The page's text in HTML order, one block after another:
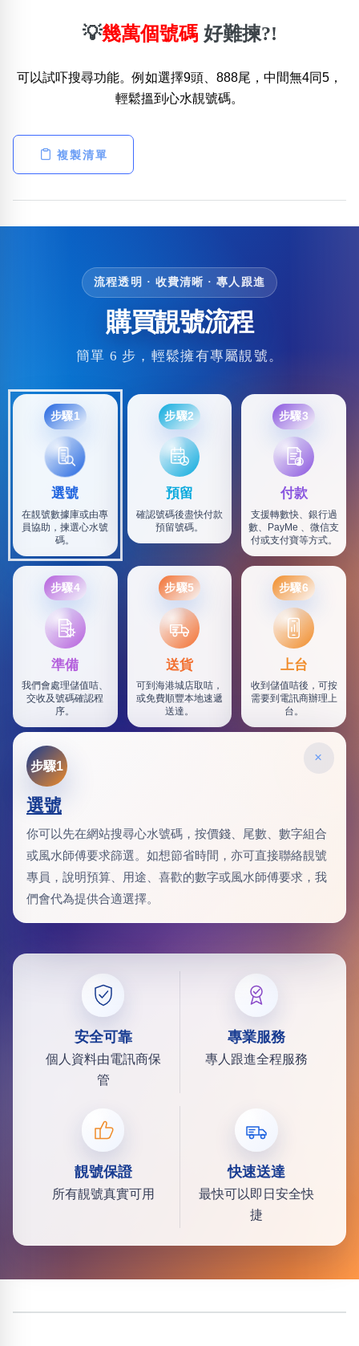
💡幾萬個號碼 好難揀?!
可以試吓搜尋功能。例如選擇9頭、888尾，中間無4同5，
輕鬆搵到心水靚號碼。
複製清單
流程透明 · 收費清晰 · 專人跟進
購買靚號流程
簡單 6 步，輕鬆擁有專屬靚號。
步驟1
選號
在靚號數據庫或由專
員協助，揀選心水號
碼。
步驟2
預留
確認號碼後盡快付款
預留號碼。
步驟3
付款
支援轉數快、銀行過
數、PayMe 、微信支
付或支付寶等方式。
步驟4
準備
我們會處理儲值咭、
交收及號碼確認程
序。
步驟5
SF
送貨
可到海港城店取咭，
或免費順豐本地速遞
送達。
步驟6
上台
收到儲值咭後，可按
需要到電訊商辦理上
台。
×
步驟1
選號
你可以先在網站搜尋心水號碼，按價錢、尾數、數字組合
或風水師傅要求篩選。如想節省時間，亦可直接聯絡靚號
專員，說明預算、用途、喜歡的數字或風水師傅要求，我
們會代為提供合適選擇。
安全可靠
個人資料由電訊商保
管
專業服務
專人跟進全程服務
靚號保證
所有靚號真實可用
快速送達
最快可以即日安全快
捷